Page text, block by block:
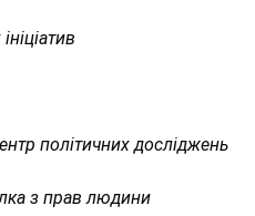
політичних досліджень
з прав людини